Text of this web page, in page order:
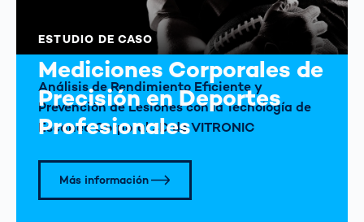
ESTUDIO DE CASO
Mediciones Corporales de
Precisión en Deportes
Profesionales
Análisis de Rendimiento Eficiente y
Prevención de Lesiones con la Tecnología de
Escaneo Corporal 3D de VITRONIC
Más información